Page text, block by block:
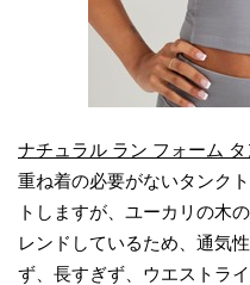
ナチュラル ラン フォーム
重ね着の必要がないタンク
トしますが、ユーカリの木
レンドしているため、通気
ず、長すぎず、ウエストラ